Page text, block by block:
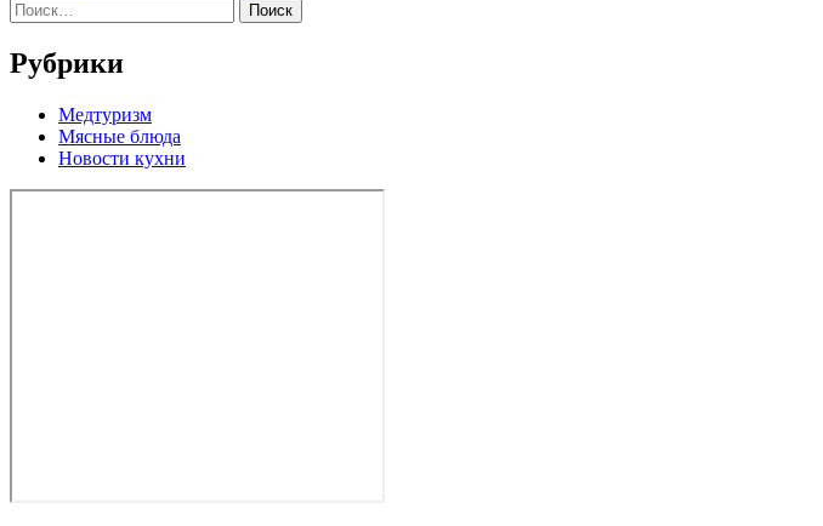
записям
Найти:
Рубрики
Медтуризм
Мясные блюда
Новости кухни